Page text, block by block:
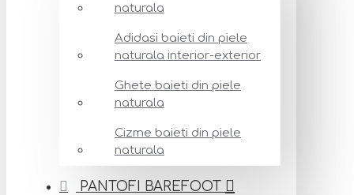
naturala
Adidasi baieti din piele
naturala interior-exterior
Ghete baieti din piele
naturala
Cizme baieti din piele
naturala
PANTOFI BAREFOOT